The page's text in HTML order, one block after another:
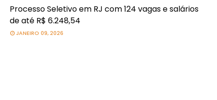
Processo Seletivo em RJ com 124 vagas e salários
de até R$ 6.248,54
JANEIRO 09, 2026